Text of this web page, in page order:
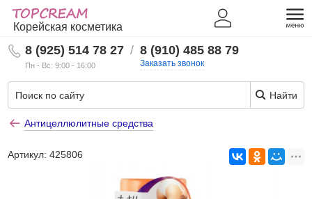
Корейская косметика
8 (925) 514 78 27
Пн - Вс: 9:00 - 16:00
/ 8 (910) 485 88 79
Заказать звонок
Найти
Антицеллюлитные средства
Артикул:425806